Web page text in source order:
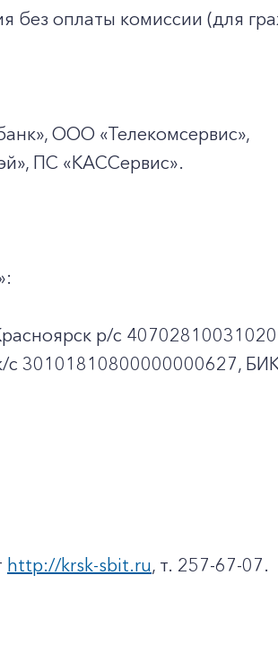
без оплаты комиссии (для
ООО «Телекомсервис»,
ПС «КАССервис».
p/c
30101810800000000627,
http://krsk-sbit.ru, т. 257-67-07.